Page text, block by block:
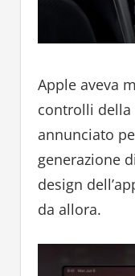
Apple aveva
controlli della
annunciato
generazione
design
da allora.